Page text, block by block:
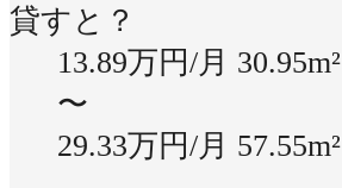
貸すと？
13.89万円/月 30.95m²
〜
29.33万円/月 57.55m²